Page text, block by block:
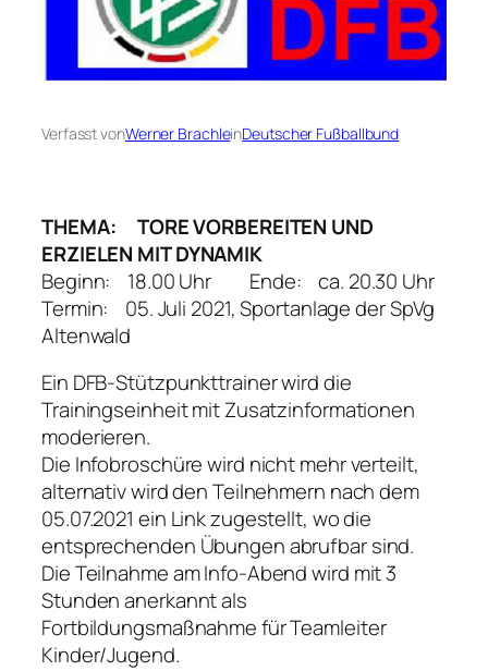
Verfasst vonWerner BrachleinDeutscher Fußballbund
THEMA: TORE VORBEREITEN UND
ERZIELEN MIT DYNAMIK
Beginn: 18.00 Uhr Ende: ca. 20.30 Uhr
Termin: 05. Juli 2021, Sportanlage der SpVg
Altenwald
Ein DFB-Stützpunkttrainer wird die
Trainingseinheit mit Zusatzinformationen
moderieren.
Die Infobroschüre wird nicht mehr verteilt,
alternativ wird den Teilnehmern nach dem
05.07.2021 ein Link zugestellt, wo die
entsprechenden Übungen abrufbar sind.
Die Teilnahme am Info-Abend wird mit 3
Stunden anerkannt als
Fortbildungsmaßnahme für Teamleiter
Kinder/Jugend.